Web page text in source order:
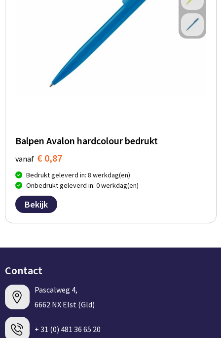
Balpen Avalon hardcolour bedrukt
vanaf € 0,87
Bedrukt geleverd in: 8 werkdag(en)
Onbedrukt geleverd in: 0 werkdag(en)
Bekijk
Contact
Pascalweg 4,
6662 NX Elst (Gld)
+ 31 (0) 481 36 65 20